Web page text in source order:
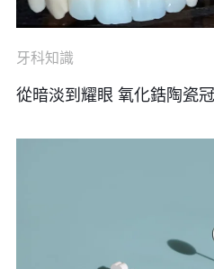
牙科知識
從暗淡到耀眼 氧化鋯陶瓷